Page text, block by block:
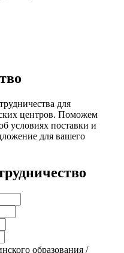
для
центров. Поможем
условиях поставки и
для вашего
образования /